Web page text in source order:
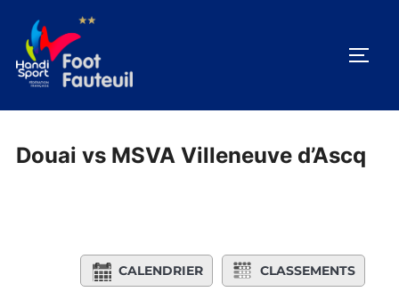
contenu
Douai vs MSVA Villeneuve d’Ascq
CALENDRIER CLASSEMENTS